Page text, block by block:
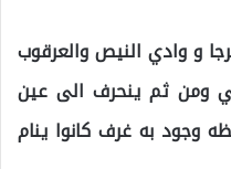
و وادي النيص والعرقوب
ومن ثم ينحرف الى عين
وجود به غرف كانوا ينام